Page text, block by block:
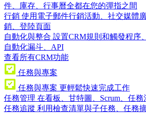
件、庫存、行事曆全都在您的彈指之間
行銷 使用電子郵件行銷活動、社交媒體
銷、登陸頁面
自動化與整合 設置CRM規則和觸發程序
自動化漏斗、API
查看所有CRM功能
任務與專案
任務與專案 更輕鬆快速完成工作
任務管理 在看板、甘特圖、Scrum、任
任務追蹤 利用檢查清單與子任務、任務